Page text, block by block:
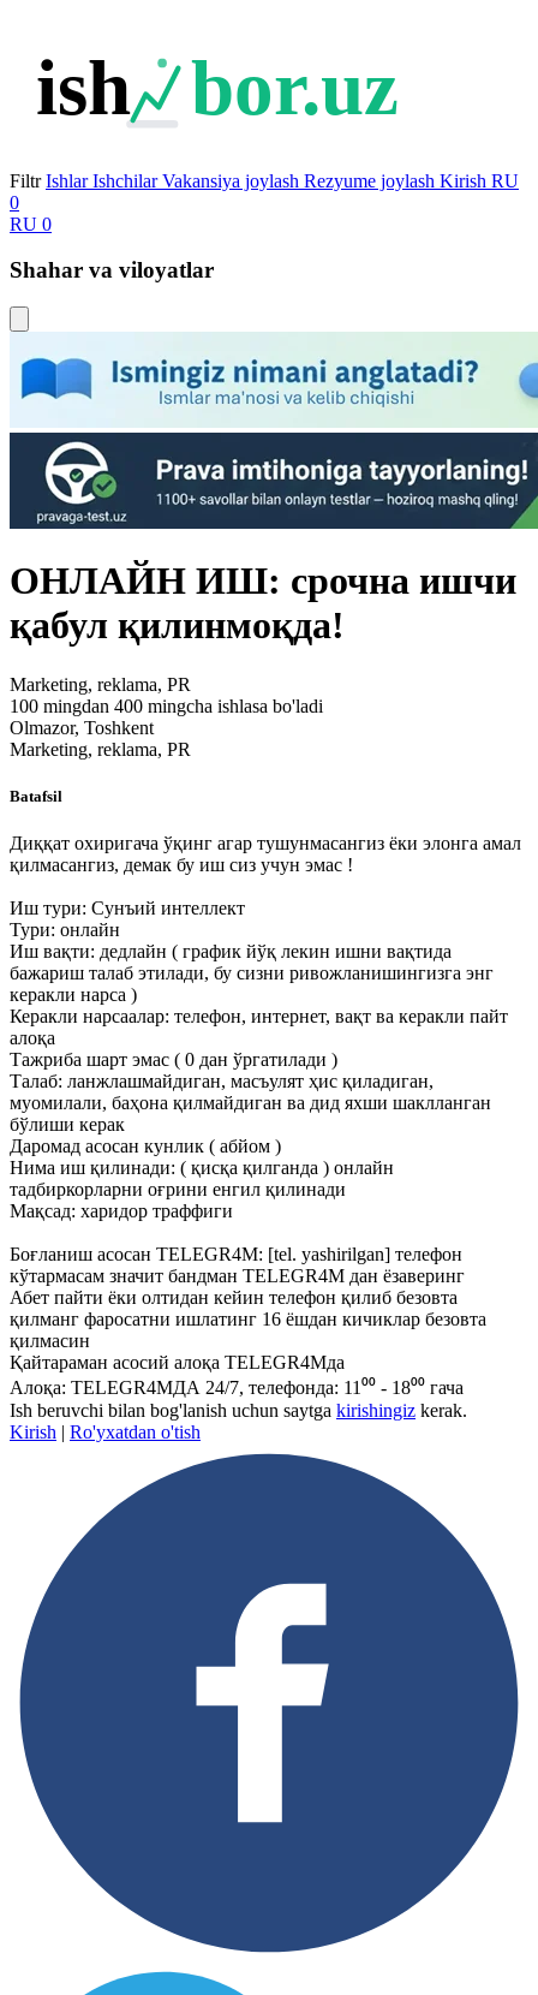
ish bor.uz
Filtr Ishlar Ishchilar Vakansiya joylash Rezyume joylash Kirish RU
0
RU 0
Shahar va viloyatlar
ОНЛАЙН ИШ: срочна ишчи
қабул қилинмоқда!
Marketing, reklama, PR
100 mingdan 400 mingcha ishlasa bo'ladi
Olmazor, Toshkent
Marketing, reklama, PR
Batafsil
Диққат охиригача ўқинг агар тушунмасангиз ёки элонга амал
қилмасангиз, демак бу иш сиз учун эмас !
Иш тури: Сунъий интеллект
Тури: онлайн
Иш вақти: дедлайн ( график йўқ лекин ишни вақтида
бажариш талаб этилади, бу сизни ривожланишингизга энг
керакли нарса )
Керакли нарсаалар: телефон, интернет, вақт ва керакли пайт
алоқа
Тажриба шарт эмас ( 0 дан ўргатилади )
Талаб: ланжлашмайдиган, масъулят ҳис қиладиган,
муомилали, баҳона қилмайдиган ва дид яхши шаклланган
бўлиши керак
Даромад асосан кунлик ( абйом )
Нима иш қилинади: ( қисқа қилганда ) онлайн
тадбиркорларни оғрини енгил қилинади
Мақсад: харидор траффиги
Боғланиш асосан TELEGR4M: [tel. yashirilgan] телефон
кўтармасам значит бандман TELEGR4M дан ёзаверинг
Абет пайти ёки олтидан кейин телефон қилиб безовта
қилманг фаросатни ишлатинг 16 ёшдан кичиклар безовта
қилмасин
Қайтараман асосий алоқа TELEGR4Mда
Алоқа: TELEGR4MДА 24/7, телефонда: 11⁰⁰ - 18⁰⁰ гача
Ish beruvchi bilan bog'lanish uchun saytga kirishingiz kerak.
Kirish | Ro'yxatdan o'tish